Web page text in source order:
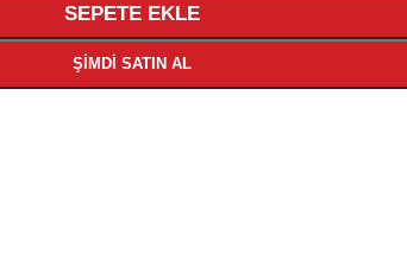
SEPETE EKLE
ŞIMDI SATIN AL